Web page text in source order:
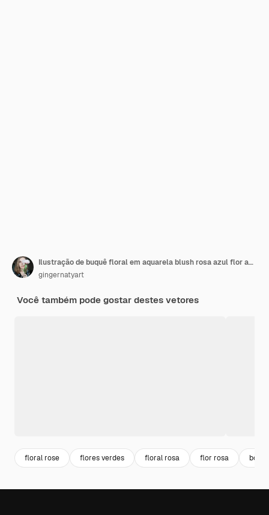
Ilustração de buquê floral em aquarela blush rosa azul flor amarela folha verde folhas galhos
gingernatyart
Você também pode gostar destes vetores
floral rose flores verdes floral rosa flor rosa